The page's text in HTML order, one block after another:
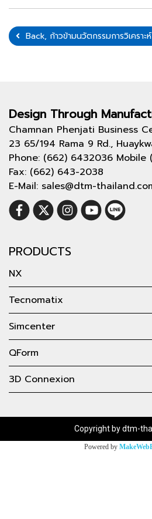
Back, ก้าวข้ามนวัตกรรมการวิเครา
Design Through
Chamnan Phenjati Business
23 65/194 Rama 9 Rd.,
Phone: (662) 6432036 Mobile
Fax: (662) 643-2038
E-Mail: sales@dtm-
PRODUCTS
NX
Tecnomatix
Simcenter
QForm
3D Connexion
Copyright by dtm-
Powered by